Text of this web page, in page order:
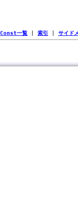
Const一覧 索引 サイド